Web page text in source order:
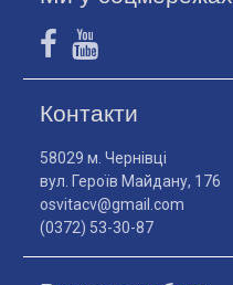
Контакти
58029 м. Чернівці
вул. Героїв Майдану, 176
osvitacv@gmail.com
(0372) 53-30-87